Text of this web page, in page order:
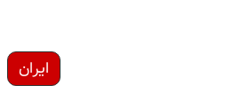
ایران